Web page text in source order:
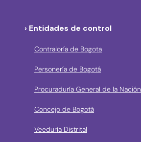
› Entidades de control
Contraloría de Bogota
Personería de Bogotá
Procuraduría General de la Nación
Concejo de Bogotá
Veeduría Distrital